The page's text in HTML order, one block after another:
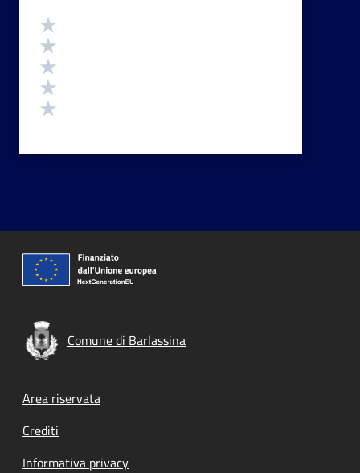
Valutazione
Comune di Barlassina
Footer menu
Area riservata
Crediti
Informativa privacy